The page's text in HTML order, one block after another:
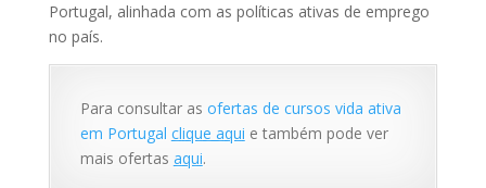
Portugal, alinhada com as políticas ativas de emprego
no país.
Para consultar as ofertas de cursos vida ativa
em Portugal clique aqui e também pode ver
mais ofertas aqui.